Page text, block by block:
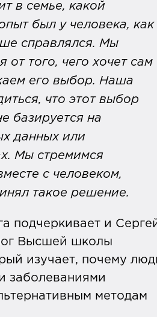
в семье, какой
был у человека, как
справлялся. Мы
от того, чего хочет сам
его выбор. Наша
что этот выбор
базируется на
данных или
Мы стремимся
с человеком,
такое решение.
подчеркивает и
Высшей школы
изучает, почему
заболеваниями
методам